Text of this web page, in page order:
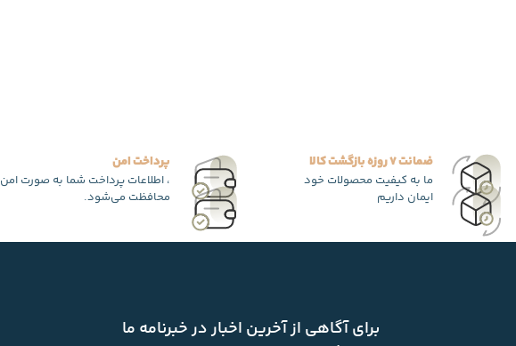
ضمانت 7 روزه بازگشت کالا
ما به کیفیت محصولات خود
ایمان داریم
پرداخت امن
، اطلاعات پرداخت شما به صورت امن
محافظت می‌شود.
برای آگاهی از آخرین اخبار در خبرنامه ما